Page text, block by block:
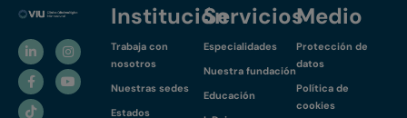
Institución
Trabaja con
nosotros
Nuestras sedes
Estados
Servicios
Especialidades
Nuestra fundación
Educación
Medio
Protección de
datos
Política de
cookies